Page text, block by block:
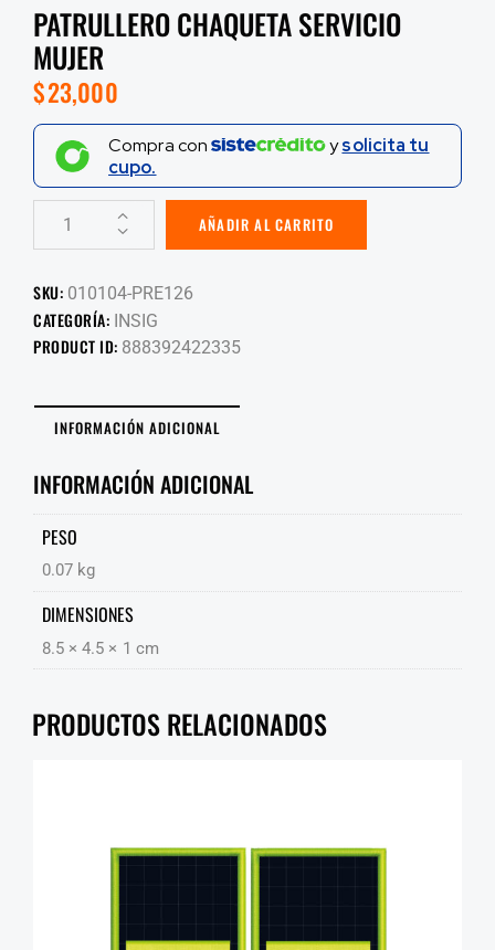
PATRULLERO CHAQUETA SERVICIO
MUJER
$23,000
Compra con ysolicita tu
cupo.
AÑADIR AL CARRITO
SKU: 010104-PRE126
CATEGORÍA: INSIG
PRODUCT ID: 888392422335
INFORMACIÓN ADICIONAL
INFORMACIÓN ADICIONAL
PESO
0.07 kg
DIMENSIONES
8.5 × 4.5 × 1 cm
PRODUCTOS RELACIONADOS